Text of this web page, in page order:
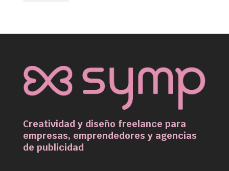
Creatividad y diseño freelance para
empresas, emprendedores y agencias
de publicidad